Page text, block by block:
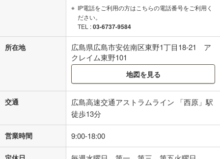
IP電話をご利用の方はこちらの電話番号をご利用く
ださい。
TEL :03-6737-9584
所在地
広島県広島市安佐南区東野1丁目18-21 ア
クレイム東野101
地図を見る
交通
広島高速交通アストラムライン 「西原」駅
徒歩13分
営業時間 9:00-18:00